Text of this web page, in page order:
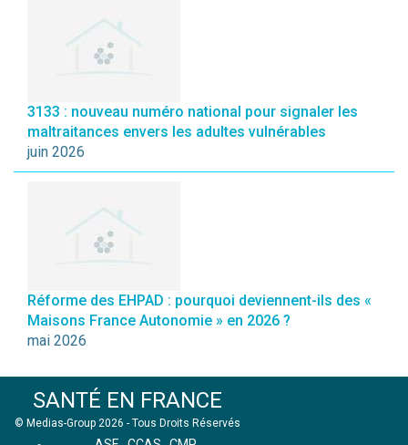
3133 : nouveau numéro national pour signaler les
maltraitances envers les adultes vulnérables
juin 2026
Réforme des EHPAD : pourquoi deviennent-ils des «
Maisons France Autonomie » en 2026 ?
mai 2026
SANTÉ EN FRANCE
© Medias-Group 2026 - Tous Droits Réservés